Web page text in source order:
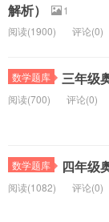
解析）
1
阅读(1900) 评论(0)
数学题库 三年级
阅读(700) 评论(0)
数学题库 四年级
阅读(1082) 评论(0)